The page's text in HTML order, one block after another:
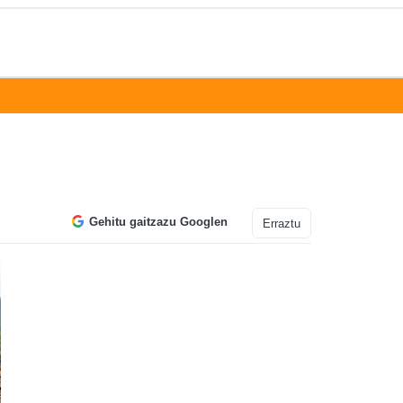
Gehitu gaitzazu Googlen Erraztu